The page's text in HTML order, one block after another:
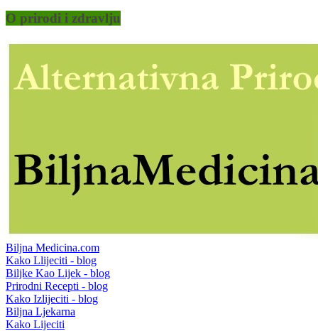
O prirodi i zdravlju
Biljna Medicina.com
Kako Llijeciti - blog
Biljke Kao Lijek - blog
Prirodni Recepti - blog
Kako Izlijeciti - blog
Biljna Ljekarna
Kako Lijeciti